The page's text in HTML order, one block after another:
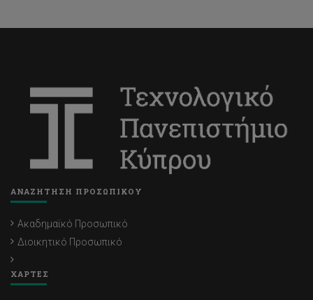
ΑΝΑΖΗΤΗΣΗ ΠΡΟΣΩΠΙΚΟΥ
Ακαδημαϊκό Προσωπικό
Διοικητικό Προσωπικό
ΧΑΡΤΕΣ